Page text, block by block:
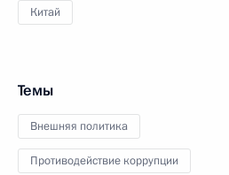
Китай
Темы
Внешняя политика
Противодействие коррупции